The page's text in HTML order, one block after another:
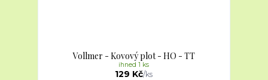
Vollmer - Kovový plot - HO - TT
129 Kč/ks
ihned 1 ks